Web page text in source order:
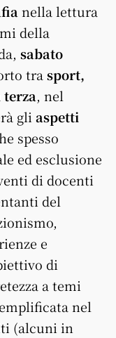
nella lettura
della
sabato
tra sport,
terza, nel
gli aspetti
spesso
ed esclusione
di docenti
del
e
di
a temi
nel
(alcuni in